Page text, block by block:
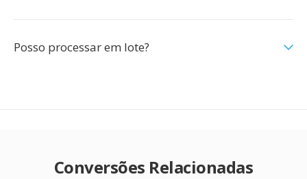
Posso processar em lote?
Conversões Relacionadas